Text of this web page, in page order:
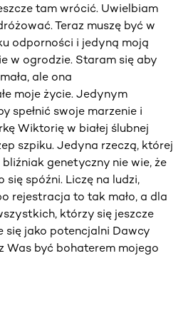
tam wrócić. Uwielbiam
Teraz muszę być w
odporności i jedyną moją
w ogrodzie. Staram się aby
ale ona
moje życie. Jedynym
spełnić swoje marzenie i
Wiktorię w białej ślubnej
szpiku. Jedyna rzeczą, której
genetyczny nie wie, że
spóźni. Liczę na ludzi,
rejestracja to tak mało, a dla
którzy się jeszcze
jako potencjalni Dawcy
Was być bohaterem mojego